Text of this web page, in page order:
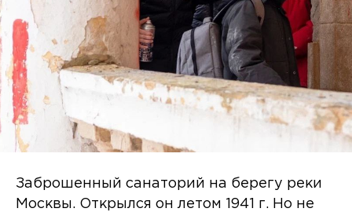
Заброшенный санаторий на берегу реки
Москвы. Открылся он летом 1941 г. Но не